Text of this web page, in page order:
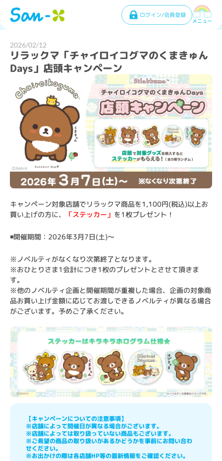
ログイン/会員登録
メニュー
2026/02/12
リラックマ「チャイロイコグマのくまきゅん
Days」店頭キャンペーン
キャンペーン対象店舗でリラックマ商品を1,100円(税込)以上お
買い上げの方に、
「ステッカー」 を1枚プレゼント！
◾️開催期間：2026年3月7日(土)〜
※ノベルティがなくなり次第終了となります。
※おひとりさま1会計につき1枚のプレゼントとさせて頂きま
す。
※他のノベルティ企画と開催期間が重複した場合、企画の対象商
品お買い上げ金額に応じてお渡しできるノベルティが異なる場合
がございます。予めご了承ください。
【キャンペーンについての注意事項】
※店舗によって開催日が異なる場合がございます。
※店舗によっては取り扱っていない商品もございます。
※ご希望の商品の取り扱いがあるかどうかを事前にお問い合わ
せください。
※お出かけの際は各店舗HP等の最新情報をご確認ください。